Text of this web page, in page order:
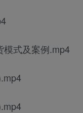
模式及案例.mp4